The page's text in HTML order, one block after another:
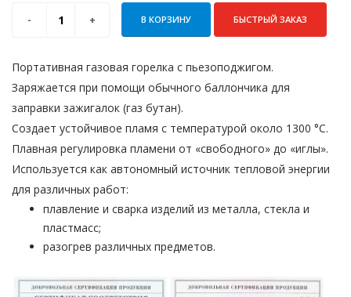
В КОРЗИНУ БЫСТРЫЙ ЗАКАЗ
Портативная газовая горелка с пьезоподжигом.
Заряжается при помощи обычного баллончика для
заправки зажигалок (газ бутан).
Создает устойчивое пламя с температурой около 1300 °С.
Плавная регулировка пламени от «свободного» до «иглы».
Используется как автономный источник тепловой энергии
для различных работ:
плавление и сварка изделий из металла, стекла и
пластмасс;
разогрев различных предметов.